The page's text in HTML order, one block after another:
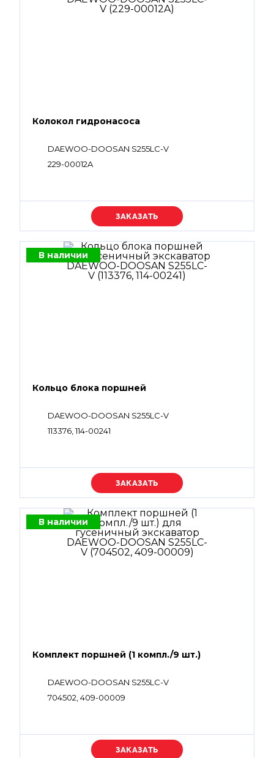
Колокол гидронасоса
DAEWOO-DOOSAN S255LC-V
229-00012A
Уточняйте цену
В наличии
Кольцо блока поршней
DAEWOO-DOOSAN S255LC-V
113376, 114-00241
Уточняйте цену
В наличии
Комплект поршней (1 компл./9 шт.)
DAEWOO-DOOSAN S255LC-V
704502, 409-00009
Уточняйте цену